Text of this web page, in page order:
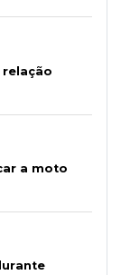
a moto